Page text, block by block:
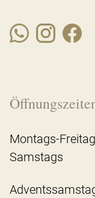
Montags-
Samstags